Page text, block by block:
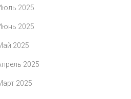
2025
2025
2025
2025
2025